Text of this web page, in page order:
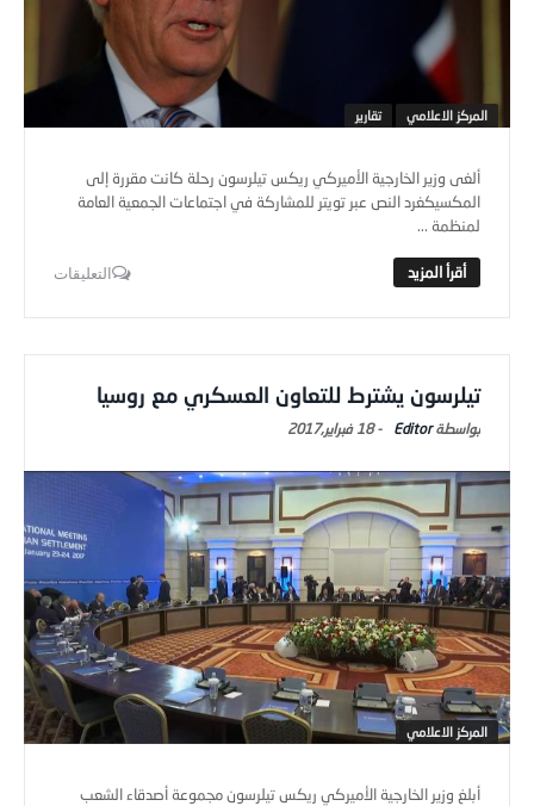
المركز الاعلامي تقارير
ألغى وزير الخارجية الأميركي ريكس تيلرسون رحلة كانت مقررة إلى
المكسيكغرد النص عبر تويتر للمشاركة في اجتماعات الجمعية العامة
لمنظمة ...
التعليقات
تيلرسون يشترط للتعاون العسكري مع روسيا
Editor
-18 فبراير,2017
المركز الاعلامي
أبلغ وزير الخارجية الأميركي ريكس تيلرسون مجموعة أصدقاء الشعب